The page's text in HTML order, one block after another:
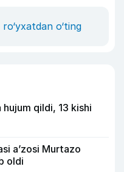
ro‘yxatdan o‘ting
qildi, 13 kishi
a’zosi Murtazo
oldi